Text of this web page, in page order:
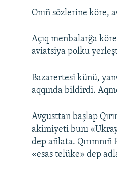
Onıñ sözlerine köre,
Açıq menbalarğa
aviatsiya polku
Bazarertesi künü,
aqqında bildirdi.
Avgusttan başlap
akimiyeti bunı
dep añlata. Qırımnıñ
«esas telüke» dep